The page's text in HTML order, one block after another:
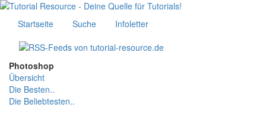
Startseite Suche Infoletter
Photoshop
Übersicht
Die Besten..
Die Beliebtesten..